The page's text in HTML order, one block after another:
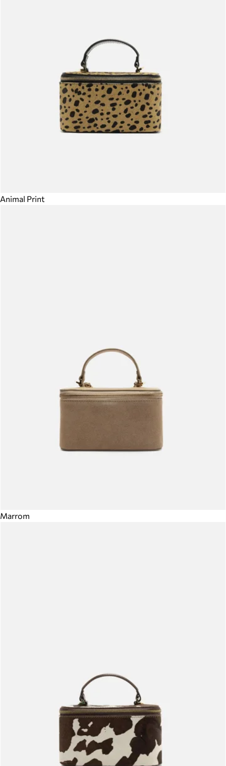
Animal Print
Marrom